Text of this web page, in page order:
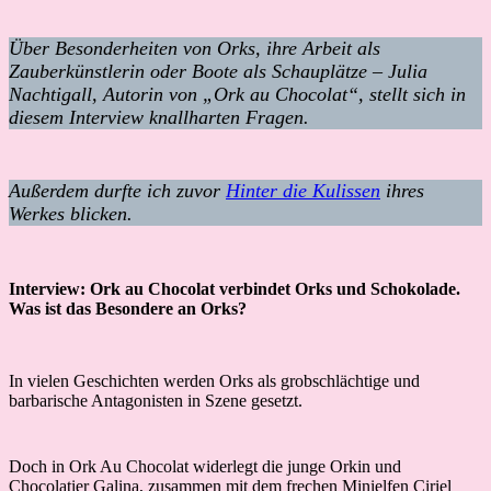
Über Besonderheiten von Orks, ihre Arbeit als
Zauberkünstlerin oder Boote als Schauplätze – Julia
Nachtigall, Autorin von „Ork au Chocolat“, stellt sich in
diesem Interview knallharten Fragen.
Außerdem durfte ich zuvor Hinter die Kulissen ihres
Werkes blicken.
Interview: Ork au Chocolat verbindet Orks und Schokolade.
Was ist das Besondere an Orks?
In vielen Geschichten werden Orks als grobschlächtige und
barbarische Antagonisten in Szene gesetzt.
Doch in Ork Au Chocolat widerlegt die junge Orkin und
Chocolatier Galina, zusammen mit dem frechen Minielfen Ciriel